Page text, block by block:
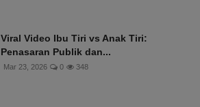
Viral Video Ibu Tiri vs Anak Tiri:
Penasaran Publik dan...
Mar 23, 2026 0 348